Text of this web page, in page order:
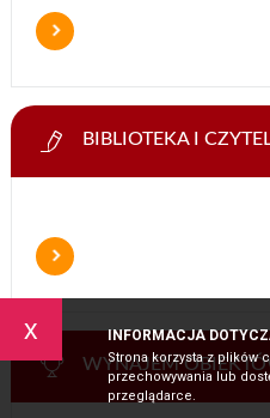
x INFORMACJA
Strona korzysta z plików
przechowywania lub
przeglądarce.
BIBLIOTEKA I
WYNAJEM